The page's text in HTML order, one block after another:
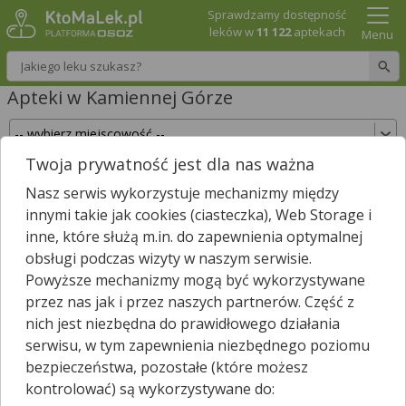
Wpisz nazwę leku
Sprawdzamy dostępność
leków w11 122aptekach Menu
Apteki w Kamiennej Górze
Sprawdź, które apteki w Kamiennej Górze
posiadają Twój lek i zarezerwuj go już teraz!
Wpisz nazwę leku
W Kamiennej Górze jest aptek. 6aptek zgłosiło nam, że są
właśnie otwarte.*
Wybierz typ aptek
Twoja prywatność jest dla nas ważna
Nasz serwis wykorzystuje mechanizmy między
innymi takie jak cookies (ciasteczka), Web Storage i
inne, które służą m.in. do zapewnienia optymalnej
obsługi podczas wizyty w naszym serwisie.
Powyższe mechanizmy mogą być wykorzystywane
przez nas jak i przez naszych partnerów. Część z
nich jest niezbędna do prawidłowego działania
serwisu, w tym zapewnienia niezbędnego poziomu
bezpieczeństwa, pozostałe (które możesz
kontrolować) są wykorzystywane do: